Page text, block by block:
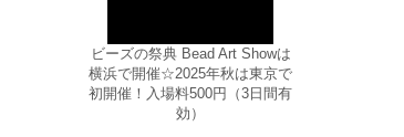
ビーズの祭典 Bead Art Showは
横浜で開催☆2025年秋は東京で
初開催！入場料500円（3日間有
効）